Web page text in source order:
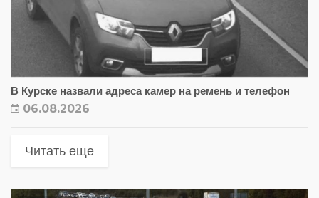
В Курске назвали адреса камер на ремень и телефон
06.08.2026
Читать еще